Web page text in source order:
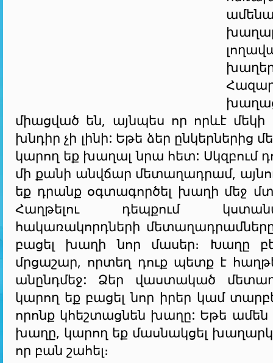
միացված են, այնպես որ որևէ
խնդիր չի լինի: Եթե ձեր ընկերներից
կարող եք խաղալ նրա հետ: Սկզբում
մի քանի անվճար մետաղադրամ,
եք դրանք օգտագործել խաղի մեջ
Հաղթելու դեպքում
հակառակորդների
բացել խաղի նոր մասեր։ Խաղը
մրցաշար, որտեղ դուք պետք է
անընդմեջ: Ձեր վաստակած
կարող եք բացել նոր իրեր կամ
որոնք կհեշտացնեն խաղը: Եթե ամեն
խաղը, կարող եք մասնակցել
որ բան շահել։